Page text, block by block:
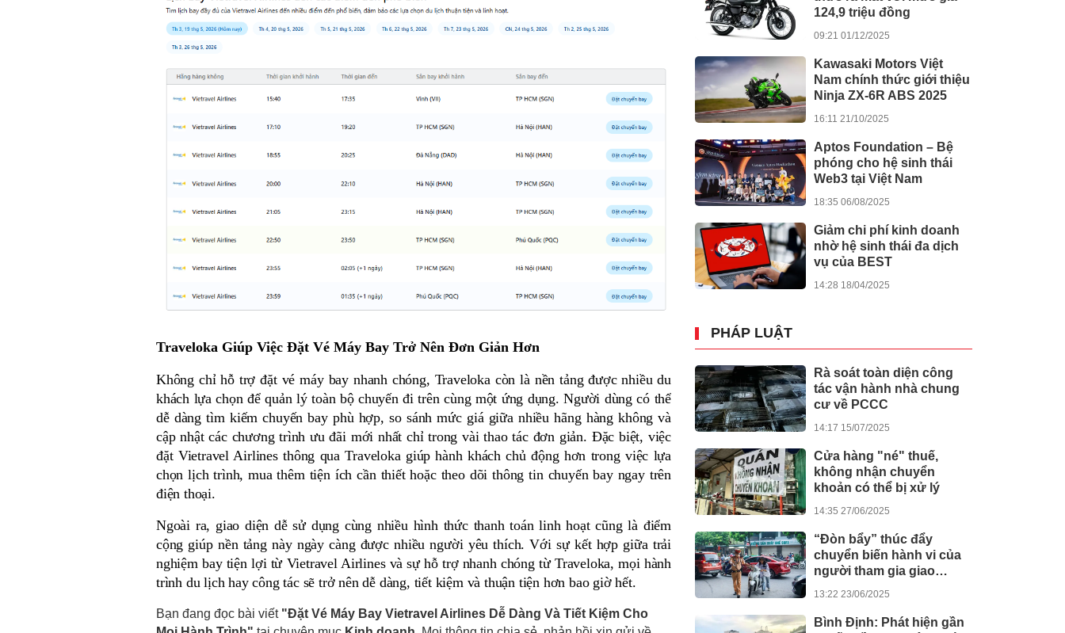
Traveloka Giúp Việc Đặt Vé Máy Bay Trở Nên Đơn Giản Hơn
Không chỉ hỗ trợ đặt vé máy bay nhanh chóng, Traveloka còn là nền tảng được nhiều du
khách lựa chọn để quản lý toàn bộ chuyến đi trên cùng một ứng dụng. Người dùng có thể
dễ dàng tìm kiếm chuyến bay phù hợp, so sánh mức giá giữa nhiều hãng hàng không và
cập nhật các chương trình ưu đãi mới nhất chỉ trong vài thao tác đơn giản. Đặc biệt, việc
đặt Vietravel Airlines thông qua Traveloka giúp hành khách chủ động hơn trong việc lựa
chọn lịch trình, mua thêm tiện ích cần thiết hoặc theo dõi thông tin chuyến bay ngay trên
điện thoại.
Ngoài ra, giao diện dễ sử dụng cùng nhiều hình thức thanh toán linh hoạt cũng là điểm
cộng giúp nền tảng này ngày càng được nhiều người yêu thích. Với sự kết hợp giữa trải
nghiệm bay tiện lợi từ Vietravel Airlines và sự hỗ trợ nhanh chóng từ Traveloka, mọi hành
trình du lịch hay công tác sẽ trở nên dễ dàng, tiết kiệm và thuận tiện hơn bao giờ hết.
Bạn đang đọc bài viết "Đặt Vé Máy Bay Vietravel Airlines Dễ Dàng Và Tiết Kiệm Cho
124,9 triệu đồng
09:21 01/12/2025
Kawasaki Motors Việt
Nam chính thức giới thiệu
Ninja ZX-6R ABS 2025
16:11 21/10/2025
Aptos Foundation – Bệ
phóng cho hệ sinh thái
Web3 tại Việt Nam
18:35 06/08/2025
Giảm chi phí kinh doanh
nhờ hệ sinh thái đa dịch
vụ của BEST
14:28 18/04/2025
PHÁP LUẬT
Rà soát toàn diện công
tác vận hành nhà chung
cư về PCCC
14:17 15/07/2025
Cửa hàng "né" thuế,
không nhận chuyển
khoản có thể bị xử lý
14:35 27/06/2025
“Đòn bẩy” thúc đẩy
chuyển biến hành vi của
người tham gia giao
13:22 23/06/2025
Bình Định: Phát hiện gần